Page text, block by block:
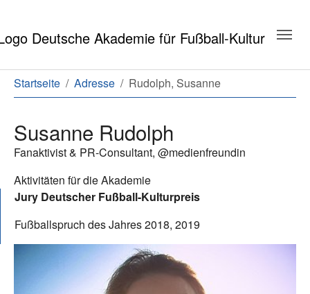
Sie sind hier:
Startseite Adresse Rudolph, Susanne
Susanne Rudolph
Fanaktivist & PR-Consultant, @medienfreundin
Aktivitäten für die Akademie
Jury Deutscher Fußball-Kulturpreis
Fußballspruch des Jahres 2018, 2019